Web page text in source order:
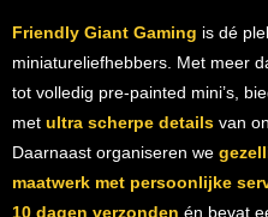
Friendly Giant Gaming is dé
miniatureliefhebbers. Met meer
tot volledig pre-painted mini’s,
met ultra scherpe detailsvan
Daarnaast organiseren we
maatwerk met persoonlijke
10 dagen verzonden én bevat